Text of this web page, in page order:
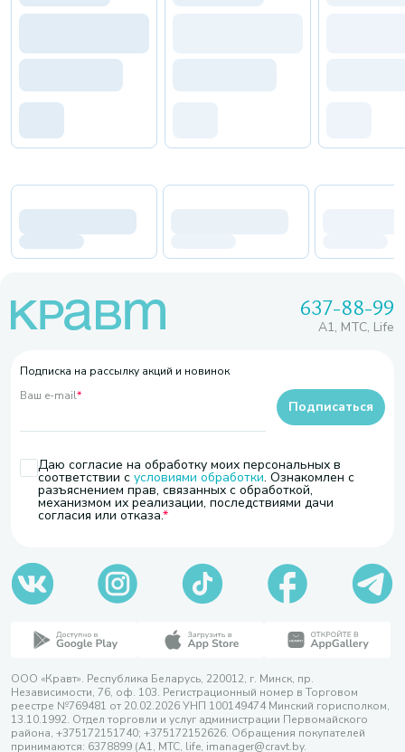
637-88-99
A1, МТС, Life
Подписка на рассылку акций и новинок
Ваш e-mail*
Даю согласие на обработку моих персональных в
соответствии с условиями обработки. Ознакомлен с
разъяснением прав, связанных с обработкой,
механизмом их реализации, последствиями дачи
согласия или отказа.
Подписаться
ООО «Кравт». Республика Беларусь, 220012, г. Минск, пр.
Независимости, 76, оф. 103. Регистрационный номер в Торговом
реестре №769481 от 20.02.2026 УНП 100149474 Минский горисполком,
13.10.1992. Отдел торговли и услуг администрации Первомайского
района, +375172151740; +375172152626. Обращения покупателей
принимаются: 6378899 (А1, МТС, life, imanager@cravt.by.